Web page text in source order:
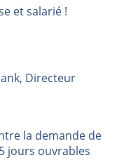
et salarié !
Directeur
la demande de
jours ouvrables